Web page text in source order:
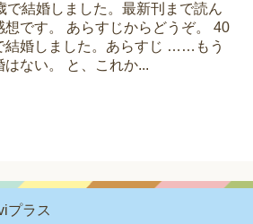
で結婚しました。最新刊まで読ん
想です。 あらすじからどうぞ。 40
結婚しました。あらすじ ……もう
はない。 と、これか...
プラス